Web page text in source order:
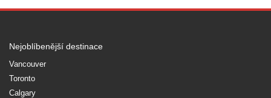
Nejoblíbenější destinace
Vancouver
Toronto
Calgary